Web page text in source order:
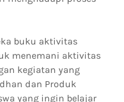
buku aktivitas
menemani aktivitas
kegiatan yang
dan Produk
yang ingin belajar